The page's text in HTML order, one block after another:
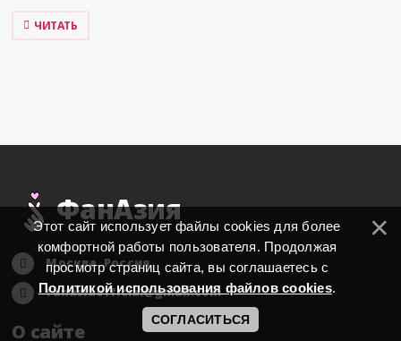
ЧИТАТЬ
ФанАзия
Москва, Россия
fanasiaofficial@gmail.com
О сайте
Этот сайт использует файлы cookies для более
комфортной работы пользователя. Продолжая
просмотр страниц сайта, вы соглашаетесь с
Политикой использования файлов cookies.
СОГЛАСИТЬСЯ